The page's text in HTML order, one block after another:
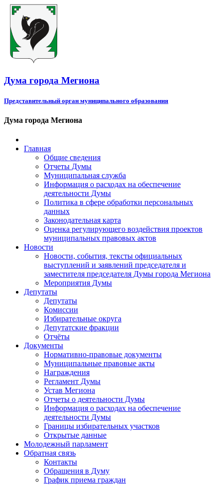
Дума города Мегиона
Представительный орган муниципального образования
Дума города Мегиона
Главная
Общие сведения
Отчеты Думы
Муниципальная служба
Информация о расходах на обеспечение
деятельности Думы
Политика в сфере обработки персональных
данных
Законодательная карта
Оценка регулирующего воздействия проектов
муниципальных правовых актов
Новости
Новости, события, тексты официальных
выступлений и заявлений председателя и
заместителя председателя Думы города Мегиона
Мероприятия Думы
Депутаты
Депутаты
Комиссии
Избирательные округа
Депутатские фракции
Отчёты
Документы
Нормативно-правовые документы
Муниципальные правовые акты
Награждения
Регламент Думы
Устав Мегиона
Отчеты о деятельности Думы
Информация о расходах на обеспечение
деятельности Думы
Границы избирательных участков
Открытые данные
Молодежный парламент
Обратная связь
Контакты
Обращения в Думу
График приема граждан